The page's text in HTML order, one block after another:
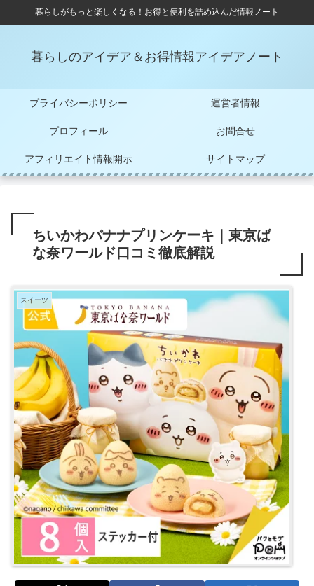
暮らしがもっと楽しくなる！お得と便利を詰め込んだ情報ノート
暮らしのアイデア＆お得情報アイデアノート
プライバシーポリシー 運営者情報
プロフィール お問合せ
アフィリエイト情報開示 サイトマップ
ちいかわバナナプリンケーキ｜東京ば
な奈ワールド口コミ徹底解説
スイーツ